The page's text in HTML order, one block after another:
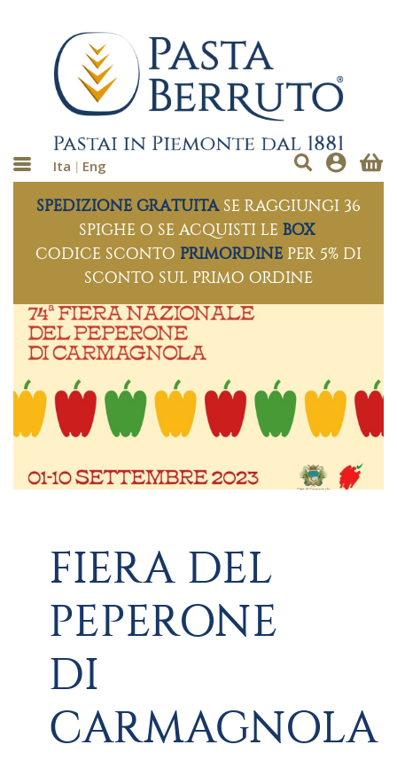
Ita Eng
SPEDIZIONE GRATUITA SE RAGGIUNGI 36
SPIGHE O SE ACQUISTI LE BOX
CODICE SCONTO PRIMORDINE PER 5% DI
SCONTO SUL PRIMO ORDINE
FIERA DEL
PEPERONE
DI
CARMAGNOLA